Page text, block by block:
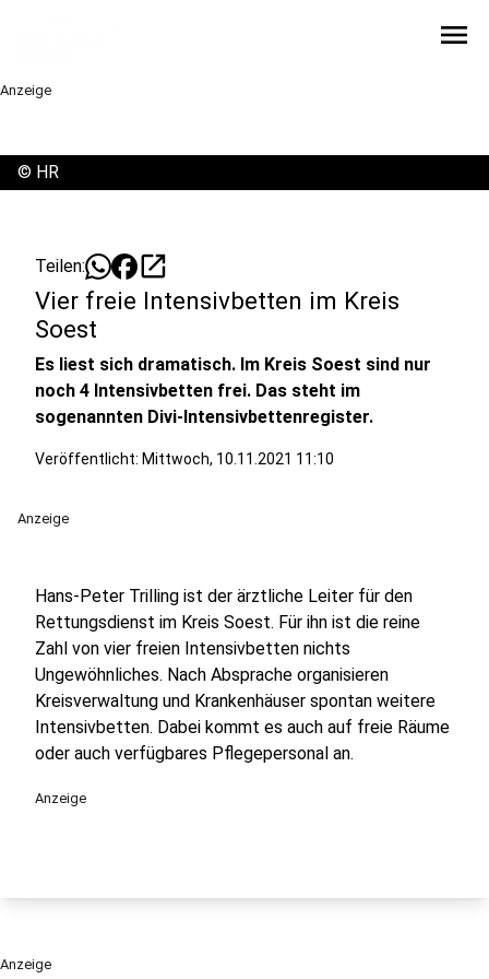
menu
Anzeige
© HR
Teilen: open_in_new
Vier freie Intensivbetten im Kreis
Soest
Es liest sich dramatisch. Im Kreis Soest sind nur
noch 4 Intensivbetten frei. Das steht im
sogenannten Divi-Intensivbettenregister.
Veröffentlicht: Mittwoch, 10.11.2021 11:10
Anzeige
Hans-Peter Trilling ist der ärztliche Leiter für den
Rettungsdienst im Kreis Soest. Für ihn ist die reine
Zahl von vier freien Intensivbetten nichts
Ungewöhnliches. Nach Absprache organisieren
Kreisverwaltung und Krankenhäuser spontan weitere
Intensivbetten. Dabei kommt es auch auf freie Räume
oder auch verfügbares Pflegepersonal an.
Anzeige
Anzeige